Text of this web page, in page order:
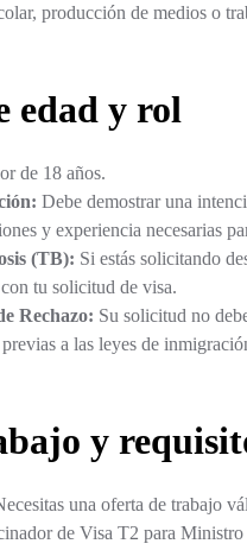
producción de medios o
edad y rol
de 18 años.
Debe demostrar una
y experiencia necesarias
(TB): Si estás solicitando
tu solicitud de visa.
Rechazo: Su solicitud no
a las leyes de
y
una oferta de trabajo
de Visa T2 para